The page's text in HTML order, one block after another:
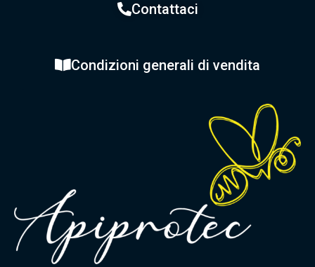
Contattaci
Condizioni generali di vendita